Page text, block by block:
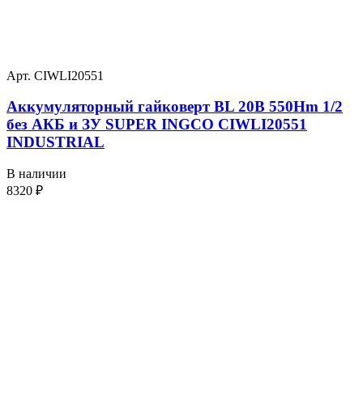
Арт. CIWLI20551
Аккумуляторный гайковерт BL 20В 550Hm 1/2
без АКБ и ЗУ SUPER INGCO CIWLI20551
INDUSTRIAL
В наличии
8320 ₽